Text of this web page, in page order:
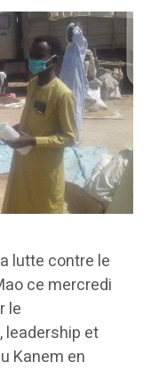
lutte contre le
ce mercredi
le
leadership et
Kanem en